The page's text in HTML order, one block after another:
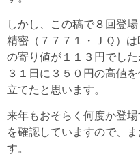
しかし、この稿で８回登
精密（７７７１・ＪＱ）
の寄り値が１１３円でし
３１日に３５０円の高値
立てたと思います。
来年もおそらく何度か登
を確認していますので、
す。